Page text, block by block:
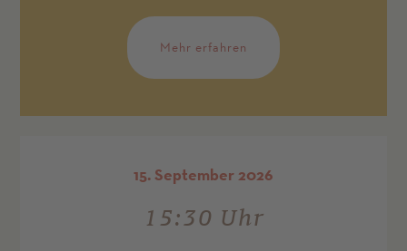
Mehr erfahren
15. September 2026
15:30 Uhr